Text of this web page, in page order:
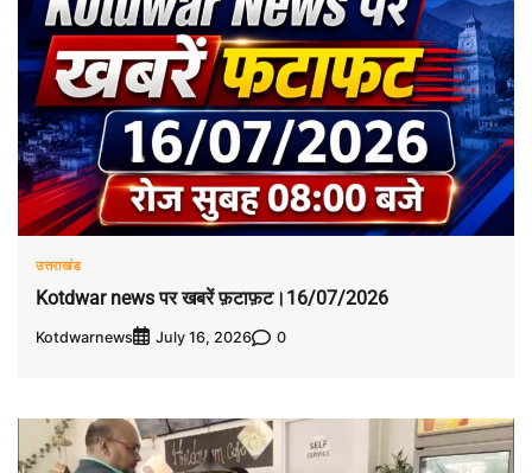
उत्तराखंड
Kotdwar news पर खबरें फ़टाफ़ट।16/07/2026
Kotdwarnews July 16, 2026 0